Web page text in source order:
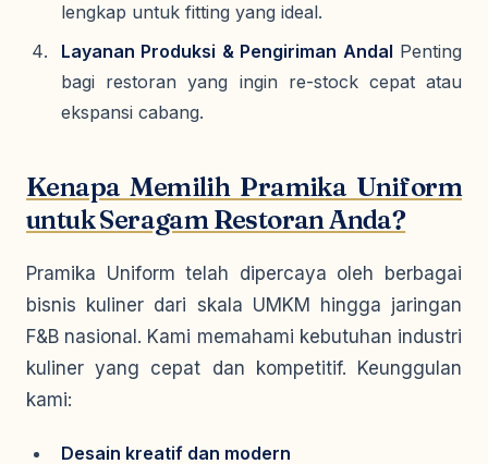
lengkap untuk fitting yang ideal.
Layanan Produksi & Pengiriman Andal Penting
bagi restoran yang ingin re-stock cepat atau
ekspansi cabang.
Kenapa Memilih Pramika Uniform
untuk Seragam Restoran Anda?
Pramika Uniform telah dipercaya oleh berbagai
bisnis kuliner dari skala UMKM hingga jaringan
F&B nasional. Kami memahami kebutuhan industri
kuliner yang cepat dan kompetitif. Keunggulan
kami:
Desain kreatif dan modern